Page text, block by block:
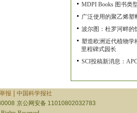
MDPI Books 图书类
广泛使用的聚乙烯
波尔图：杜罗河畔的
塑造欧洲近代植物学
里程碑式园长
SCI投稿新消息：
举报
中国科学报社
京公网安备 11010802032783